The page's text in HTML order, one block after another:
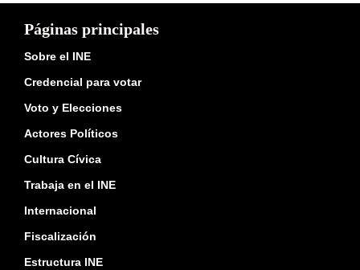
Páginas principales
Sobre el INE
Credencial para votar
Voto y Elecciones
Actores Políticos
Cultura Cívica
Trabaja en el INE
Internacional
Fiscalización
Estructura INE